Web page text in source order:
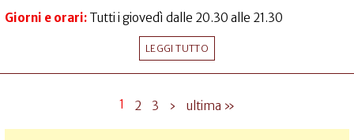
Giorni e orari: Tutti i giovedì dalle 20.30 alle 21.30
LEGGI TUTTO
1 2 3 › ultima »